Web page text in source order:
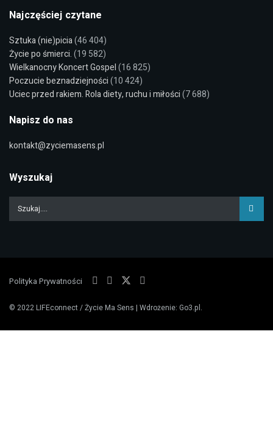
Najczęściej czytane
Sztuka (nie)picia(46 404)
Życie po śmierci.(19 582)
Wielkanocny Koncert Gospel(16 825)
Poczucie beznadziejności(10 424)
Uciec przed rakiem. Rola diety, ruchu i miłości(7 688)
Napisz do nas
kontakt@zyciemasens.pl
Wyszukaj
Polityka Prywatności
© 2022LIFEconnect / Życie Ma Sens | Wdrożenie: Go3.pl.